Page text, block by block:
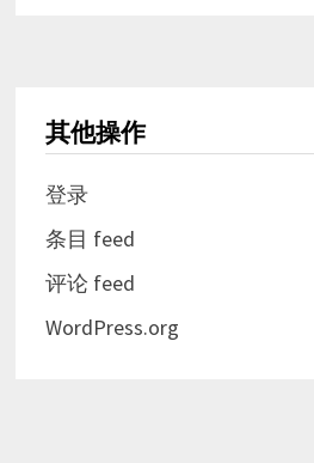
其他操作
登录
条目 feed
评论 feed
WordPress.org